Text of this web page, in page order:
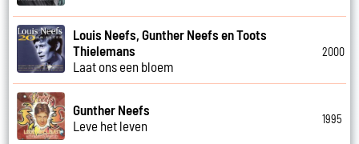
Louis Neefs, Gunther Neefs en Toots
Thielemans
Laat ons een bloem
2000
Gunther Neefs
Leve het leven
1995